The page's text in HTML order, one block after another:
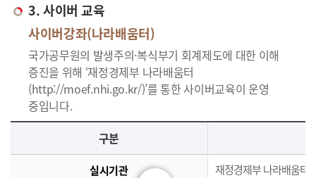
3. 사이버 교육
사이버강좌(나라배움터)
국가공무원의 발생주의·복식부기 회계제도에 대한 이해
증진을 위해 ‘재정경제부 나라배움터
(http://moef.nhi.go.kr/)’를 통한 사이버교육이 운영
중입니다.
사이버교육의 사이버강좌(나라배움터)에 대한 안내로 실시기관, 교육과정, 대상, 인원, 시간, 인정시간, 신청(기간,절차), 수료(요건,평가,수료증)으로 구분되며 이에 해당하는 내용으로 구성된 표 입니다.
구분
실시기관 재정경제부 나라배움터(